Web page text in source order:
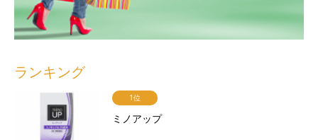
ランキング
1位
ミノアップ